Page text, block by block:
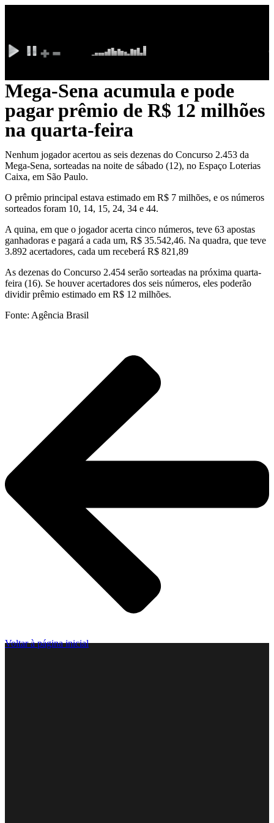
conteúdo
Mega-Sena acumula e pode
pagar prêmio de R$ 12 milhões
na quarta-feira
Nenhum jogador acertou as seis dezenas do Concurso 2.453 da
Mega-Sena, sorteadas na noite de sábado (12), no Espaço Loterias
Caixa, em São Paulo.
O prêmio principal estava estimado em R$ 7 milhões, e os números
sorteados foram 10, 14, 15, 24, 34 e 44.
A quina, em que o jogador acerta cinco números, teve 63 apostas
ganhadoras e pagará a cada um, R$ 35.542,46. Na quadra, que teve
3.892 acertadores, cada um receberá R$ 821,89
As dezenas do Concurso 2.454 serão sorteadas na próxima quarta-
feira (16). Se houver acertadores dos seis números, eles poderão
dividir prêmio estimado em R$ 12 milhões.
Fonte: Agência Brasil
Voltar à página inicial